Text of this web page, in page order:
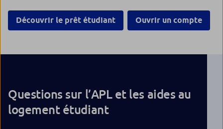
Découvrir le prêt étudiant Ouvrir un compte
Questions sur l’APL et les aides au
logement étudiant